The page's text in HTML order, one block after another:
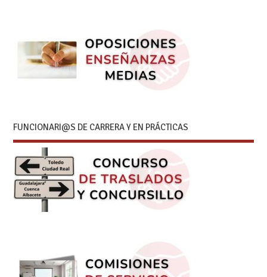
FUNCIONARI@S DE CARRERA Y EN PRÁCTICAS